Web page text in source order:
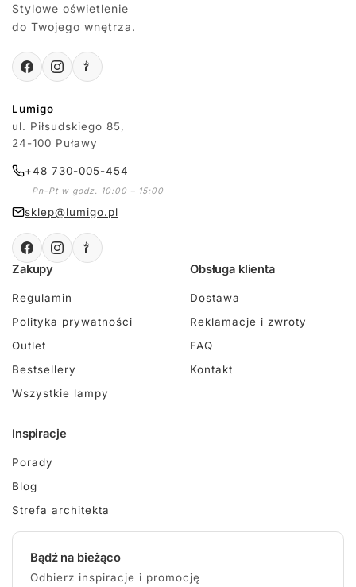
Stylowe oświetlenie
do Twojego wnętrza.
Lumigo
ul. Piłsudskiego 85,
24-100 Puławy
+48 730-005-454
Pn-Pt w godz. 10:00 – 15:00
sklep@lumigo.pl
Zakupy
Regulamin
Polityka prywatności
Outlet
Bestsellery
Wszystkie lampy
Obsługa klienta
Dostawa
Reklamacje i zwroty
FAQ
Kontakt
Inspiracje
Porady
Blog
Strefa architekta
Bądź na bieżąco
Odbierz inspiracje i promocję